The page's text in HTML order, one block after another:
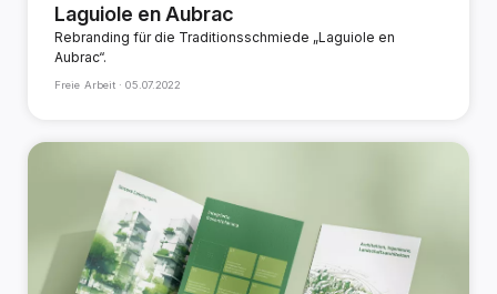
Laguiole en Aubrac
Rebranding für die Traditionsschmiede „Laguiole en
Aubrac“.
Freie Arbeit ·05.07.2022